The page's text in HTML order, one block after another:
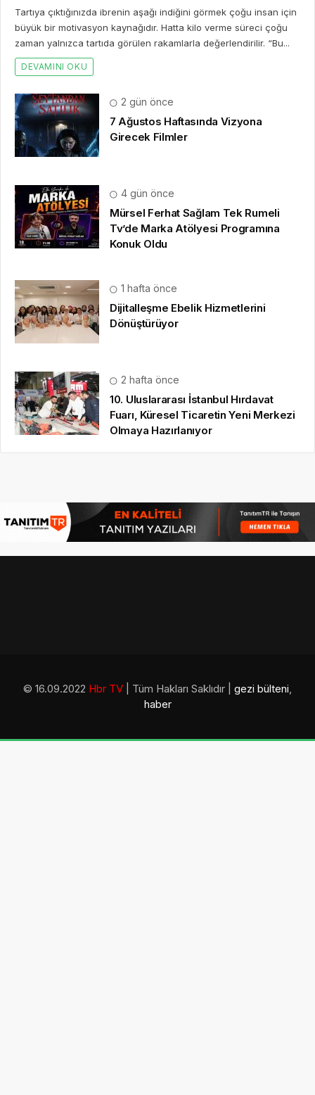
Tartıya çıktığınızda ibrenin aşağı indiğini görmek çoğu insan için
büyük bir motivasyon kaynağıdır. Hatta kilo verme süreci çoğu
zaman yalnızca tartıda görülen rakamlarla değerlendirilir. “Bu...
DEVAMINI OKU
2 gün önce
7 Ağustos Haftasında Vizyona
Girecek Filmler
4 gün önce
Mürsel Ferhat Sağlam Tek Rumeli
Tv’de Marka Atölyesi Programına
Konuk Oldu
1 hafta önce
Dijitalleşme Ebelik Hizmetlerini
Dönüştürüyor
2 hafta önce
10. Uluslararası İstanbul Hırdavat
Fuarı, Küresel Ticaretin Yeni Merkezi
Olmaya Hazırlanıyor
© 16.09.2022 Hbr TV | Tüm Hakları Saklıdır | gezi bülteni,
haber